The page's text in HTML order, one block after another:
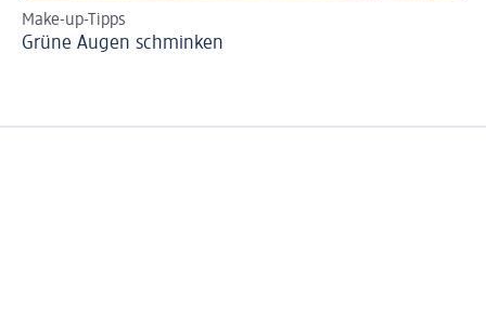
Make-up-Tipps
Grüne Augen schminken